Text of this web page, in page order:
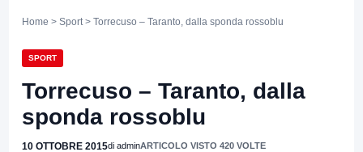
Home > Sport > Torrecuso – Taranto, dalla sponda rossoblu
SPORT
Torrecuso – Taranto, dalla
sponda rossoblu
10 OTTOBRE 2015di adminARTICOLO VISTO 420 VOLTE